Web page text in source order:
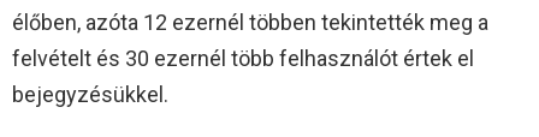
élőben, azóta 12 ezernél többen tekintették meg a
felvételt és 30 ezernél több felhasználót értek el
bejegyzésükkel.